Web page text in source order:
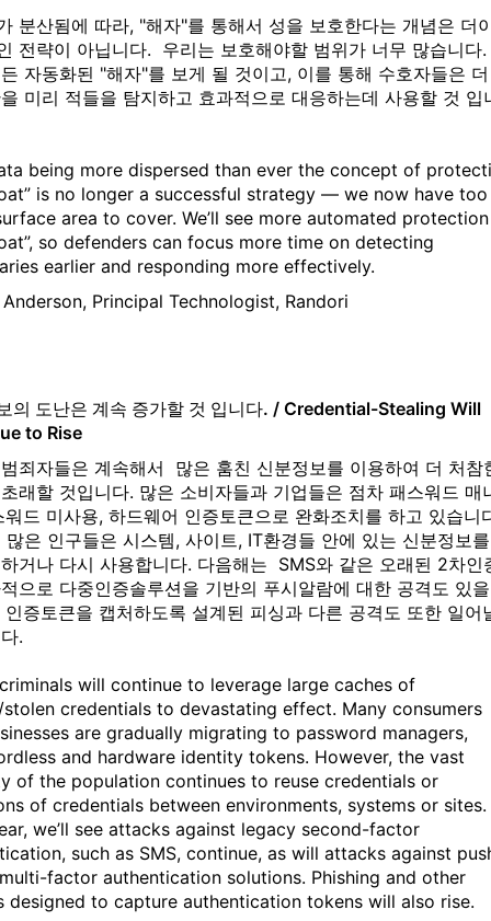
분산됨에 따라, "해자"를 통해서 성을 보호한다는 개념은 더
전략이 아닙니다. 우리는 보호해야할 범위가 너무 많습니다.
자동화된 "해자"를 보게 될 것이고, 이를 통해 수호자들은
미리 적들을 탐지하고 효과적으로 대응하는데 사용할 것 입
being more dispersed than ever the concept of
is no longer a successful strategy — we now have too
area to cover. We’ll see more automated
so defenders can focus more time on detecting
earlier and responding more effectively.
Anderson, Principal Technologist, Randori
의 도난은 계속 증가할 것 입니다. / Credential-Stealing Will
to Rise
죄자들은 계속해서 많은 훔친 신분정보를 이용하여 더 처참
래할 것입니다. 많은 소비자들과 기업들은 점차 패스워드 매
워드 미사용, 하드웨어 인증토큰으로 완화조치를 하고 있습니
은 인구들은 시스템, 사이트, IT환경들 안에 있는 신분정보
거나 다시 사용합니다. 다음해는 SMS와 같은 오래된 2차인
으로 다중인증솔루션을 기반의 푸시알람에 대한 공격도 있
인증토큰을 캡처하도록 설계된 피싱과 다른 공격도 또한 일어
.
will continue to leverage large caches of
credentials to devastating effect. Many consumers
are gradually migrating to password managers,
and hardware identity tokens. However, the vast
of the population continues to reuse credentials or
of credentials between environments, systems or sites.
we’ll see attacks against legacy second-factor
such as SMS, continue, as will attacks against
factor authentication solutions. Phishing and other
designed to capture authentication tokens will also rise.